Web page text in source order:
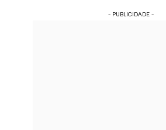
- PUBLICIDADE -